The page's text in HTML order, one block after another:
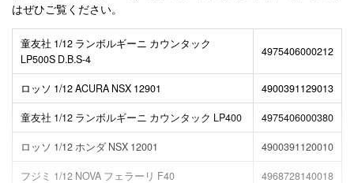
はぜひご覧ください。
童友社 1/12 ランボルギーニ カウンタック
LP500S D.B.S-4
4975406000212
ロッソ 1/12 ACURA NSX 12901 4900391129013
童友社 1/12 ランボルギーニ カウンタック LP400 4975406000380
ロッソ 1/12 ホンダ NSX 12001 4900391120010
フジミ 1/12 NOVA フェラーリ F40 4968728140018